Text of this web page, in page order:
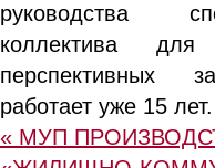
руководства
коллектива
перспективных
работает уже 15 лет.
« МУП